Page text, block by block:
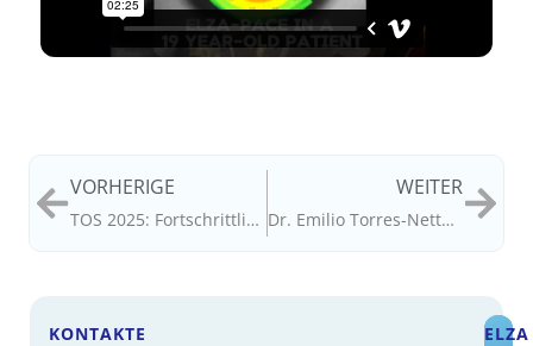
VORHERIGE
TOS 2025: Fortschrittliche CXL- und DS-Befürwortung
WEITER
Dr. Emilio Torres-Netto beim ÖRK 2025
KONTAKTE